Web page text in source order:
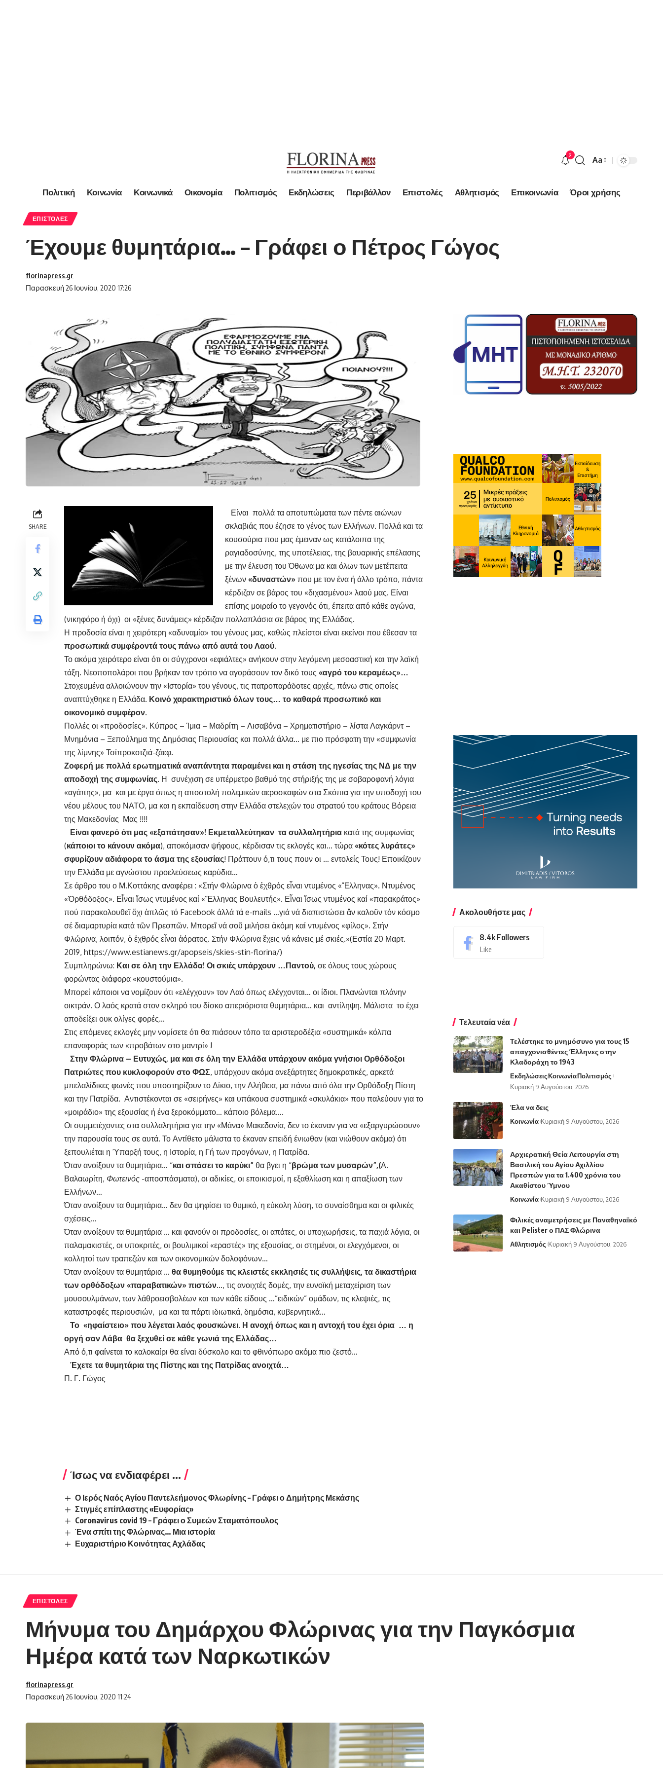
9
Font
Aa
Πολιτική Κοινωνία Κοινωνικά Οικονομία Πολιτισμός Εκδηλώσεις Περιβάλλον Επιστολές Αθλητισμός Επικοινωνία Όροι χρήσης
ΕΠΙΣΤΟΛΈΣ
Έχουμε θυμητάρια… – Γράφει ο Πέτρος Γώγος
Παρασκευή 26 Ιουνίου, 2020 17:26
florinapress.gr
SHARE
Είναι πολλά τα αποτυπώματα των πέντε αιώνων
σκλαβιάς που έζησε το γένος των Eλλήνων. Πολλά και τα
κουσούρια που μας έμειναν ως κατάλοιπα της
ραγιαδοσύνης, της υποτέλειας, της βαυαρικής επέλασης
με την έλευση του Όθωνα μα και όλων των μετέπειτα
ξένων «δυναστών» που με τον ένα ή άλλο τρόπο, πάντα
κέρδιζαν σε βάρος του «διχασμένου» λαού μας. Είναι
επίσης μοιραίο το γεγονός ότι, έπειτα από κάθε αγώνα,
(νικηφόρο ή όχι) οι «ξένες δυνάμεις» κέρδιζαν πολλαπλάσια σε βάρος της Ελλάδας.
Η προδοσία είναι η χειρότερη «αδυναμία» του γένους μας, καθώς πλείστοι είναι εκείνοι που έθεσαν τα
προσωπικά συμφέροντά τους πάνω από αυτά του Λαού.
Το ακόμα χειρότερο είναι ότι οι σύγχρονοι «εφιάλτες» ανήκουν στην λεγόμενη μεσοαστική και την λαϊκή
τάξη. Νεοποπολάροι που βρήκαν τον τρόπο να αγοράσουν τον δικό τους «αγρό του κεραμέως»…
Στοχευμένα αλλοιώνουν την «Ιστορία» του γένους, τις πατροπαράδοτες αρχές, πάνω στις οποίες
αναπτύχθηκε η Ελλάδα. Κοινό χαρακτηριστικό όλων τους… το καθαρά προσωπικό και
οικονομικό συμφέρον.
Πολλές οι «προδοσίες». Κύπρος – Ίμια – Μαδρίτη – Λισαβόνα – Xρηματιστήριο – λίστα Λαγκάρντ –
Μνημόνια – Ξεπούλημα της Δημόσιας Περιουσίας και πολλά άλλα… με πιο πρόσφατη την «συμφωνία
της λίμνης» Τσίπροκοτζιά-ζάεφ.
Ζοφερή με πολλά ερωτηματικά αναπάντητα παραμένει και η στάση της ηγεσίας της ΝΔ με την
αποδοχή της συμφωνίας. Η συνέχιση σε υπέρμετρο βαθμό της στήριξής της με σοβαροφανή λόγια
«αγάπης», μα και με έργα όπως η αποστολή πολεμικών αεροσκαφών στα Σκόπια για την υποδοχή του
νέου μέλους του ΝΑΤΟ, μα και η εκπαίδευση στην Ελλάδα στελεχών του στρατού του κράτους Βόρεια
της Μακεδονίας Μας !!!!
Είναι φανερό ότι μας «εξαπάτησαν»! Εκμεταλλεύτηκαν τα συλλαλητήρια κατά της συμφωνίας
(κάποιοι το κάνουν ακόμα), αποκόμισαν ψήφους, κέρδισαν τις εκλογές και… τώρα «κότες λυράτες»
σφυρίζουν αδιάφορα το άσμα της εξουσίας! Πράττουν ό,τι τους πουν οι … εντολείς Τους! Εποικίζουν
την Ελλάδα με αγνώστου προελεύσεως καρύδια…
Σε άρθρο του ο Μ.Κοττάκης αναφέρει : «Στήν Φλώρινα ὁ ἐχθρός εἶναι ντυμένος «Ἕλληνας». Ντυμένος
«Ὀρθόδοξος». Εἶναι ἴσως ντυμένος καί «Ἕλληνας Βουλευτής». Εἶναι ἴσως ντυμένος καί «παρακράτος»
πού παρακολουθεῖ ὄχι ἁπλῶς τό Facebook ἀλλά τά e-mails …γιά νά διαπιστώσει ἄν καλοῦν τόν κόσμο
σέ διαμαρτυρία κατά τῶν Πρεσπῶν. Μπορεῖ νά σοῦ μιλήσει ἀκόμη καί ντυμένος «φίλος». Στήν
Φλώρινα, λοιπόν, ὁ ἐχθρός εἶναι ἀόρατος. Στήν Φλώρινα ἔχεις νά κάνεις μέ σκιές.»(Εστία 20 Μαρτ.
2019, https://www.estianews.gr/apopseis/skies-stin-florina/)
Συμπληρώνω: Και σε όλη την Ελλάδα! Οι σκιές υπάρχουν …Παντού, σε όλους τους χώρους
φορώντας διάφορα «κουστούμια».
Μπορεί κάποιοι να νομίζουν ότι «ελέγχουν» τον Λαό όπως ελέγχονται… οι ίδιοι. Πλανώνται πλάνην
οικτράν. Ο λαός κρατά στον σκληρό του δίσκο απεριόριστα θυμητάρια… και αντίληψη. Μάλιστα το έχει
αποδείξει ουκ ολίγες φορές…
Στις επόμενες εκλογές μην νομίσετε ότι θα πιάσουν τόπο τα αριστεροδέξια «συστημικά» κόλπα
επαναφοράς των «προβάτων στο μαντρί» !
Στην Φλώρινα – Ευτυχώς, μα και σε όλη την Ελλάδα υπάρχουν ακόμα γνήσιοι Ορθόδοξοι
Πατριώτες που κυκλοφορούν στο ΦΩΣ, υπάρχουν ακόμα ανεξάρτητες δημοκρατικές, αρκετά
μπελαλίδικες φωνές που υποστηρίζουν το Δίκιο, την Αλήθεια, μα πάνω από όλα την Ορθόδοξη Πίστη
και την Πατρίδα. Αντιστέκονται σε «σειρήνες» και υπάκουα συστημικά «σκυλάκια» που παλεύουν για το
«μοιράδιο» της εξουσίας ή ένα ξεροκόμματο… κάποιο βόλεμα….
Οι συμμετέχοντες στα συλλαλητήρια για την «Μάνα» Μακεδονία, δεν το έκαναν για να «εξαργυρώσουν»
την παρουσία τους σε αυτά. Το Αντίθετο μάλιστα το έκαναν επειδή ένιωθαν (και νιώθουν ακόμα) ότι
ξεπουλιέται η Ύπαρξή τους, η Ιστορία, η Γή των προγόνων, η Πατρίδα.
Όταν ανοίξουν τα θυμητάρια… “και σπάσει το καρύκι” θα βγει η “βρώμα των μυσαρών”,(Α.
Βαλαωρίτη, Φωτεινός -αποσπάσματα), οι αδικίες, οι εποικισμοί, η εξαθλίωση και η απαξίωση των
Ελλήνων…
Όταν ανοίξουν τα θυμητάρια… δεν θα ψηφίσει το θυμικό, η εύκολη λύση, το συναίσθημα και οι φιλικές
σχέσεις…
Όταν ανοίξουν τα θυμητάρια … και φανούν οι προδοσίες, οι απάτες, οι υποχωρήσεις, τα παχιά λόγια, οι
παλαμακιστές, οι υποκριτές, οι βουλιμικοί «εραστές» της εξουσίας, οι στημένοι, οι ελεγχόμενοι, οι
κολλητοί των τραπεζών και των οικονομικών δολοφόνων…
Όταν ανοίξουν τα θυμητάρια … θα θυμηθούμε τις κλειστές εκκλησιές τις συλλήψεις, τα δικαστήρια
των ορθόδοξων «παραβατικών» πιστών…, τις ανοιχτές δομές, την ευνοϊκή μεταχείριση των
μουσουλμάνων, των λάθροεισβολέων και των κάθε είδους …”ειδικών” ομάδων, τις κλεψιές, τις
καταστροφές περιουσιών, μα και τα πάρτι ιδιωτικά, δημόσια, κυβερνητικά…
Το «ηφαίστειο» που λέγεται λαός φουσκώνει. Η ανοχή όπως και η αντοχή του έχει όρια … η
οργή σαν Λάβα θα ξεχυθεί σε κάθε γωνιά της Ελλάδας…
Από ό,τι φαίνεται το καλοκαίρι θα είναι δύσκολο και το φθινόπωρο ακόμα πιο ζεστό…
Έχετε τα θυμητάρια της Πίστης και της Πατρίδας ανοιχτά…
Π. Γ. Γώγος
Ίσως να ενδιαφέρει ...
Ο Ιερός Ναός Αγίου Παντελεήμονος Φλωρίνης – Γράφει ο Δημήτρης Μεκάσης
Στιγμές επίπλαστης «Ευφορίας»
Coronavirus covid 19 – Γράφει ο Συμεών Σταματόπουλος
Ένα σπίτι της Φλώρινας… Μια ιστορία
Ευχαριστήριο Κοινότητας Αχλάδας
Ακολουθήστε μας
8.4k Followers
Like
Τελευταία νέα
Τελέστηκε το μνημόσυνο για τους 15
απαγχονισθέντες Έλληνες στην
Κλαδοράχη το 1943
ΕκδηλώσειςΚοινωνίαΠολιτισμός
Κυριακή 9 Αυγούστου, 2026
Έλα να δεις
Κοινωνία Κυριακή 9 Αυγούστου, 2026
Αρχιερατική Θεία Λειτουργία στη
Βασιλική του Αγίου Αχιλλίου
Πρεσπών για τα 1.400 χρόνια του
Ακαθίστου Ύμνου
Κοινωνία Κυριακή 9 Αυγούστου, 2026
Φιλικές αναμετρήσεις με Παναθηναϊκό
και Pelister ο ΠΑΣ Φλώρινα
Αθλητισμός Κυριακή 9 Αυγούστου, 2026
ΕΠΙΣΤΟΛΈΣ
Μήνυμα του Δημάρχου Φλώρινας για την Παγκόσμια
Ημέρα κατά των Ναρκωτικών
Παρασκευή 26 Ιουνίου, 2020 11:24
florinapress.gr